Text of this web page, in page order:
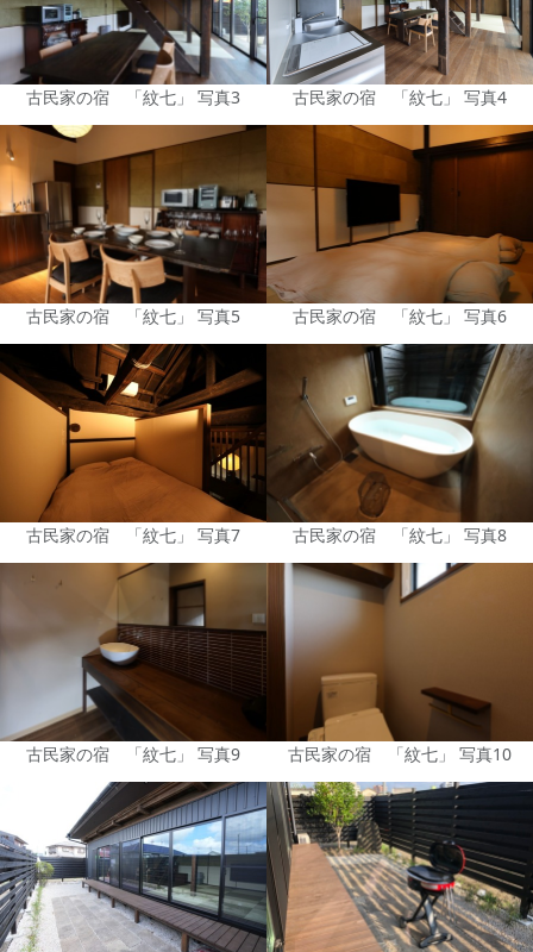
古民家の宿 「紋七」 写真3 古民家の宿 「紋七」 写真4
古民家の宿 「紋七」 写真5 古民家の宿 「紋七」 写真6
古民家の宿 「紋七」 写真7 古民家の宿 「紋七」 写真8
古民家の宿 「紋七」 写真9 古民家の宿 「紋七」 写真10